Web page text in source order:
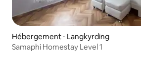
Hébergement ⋅ Langkyrding
Samaphi Homestay Level 1